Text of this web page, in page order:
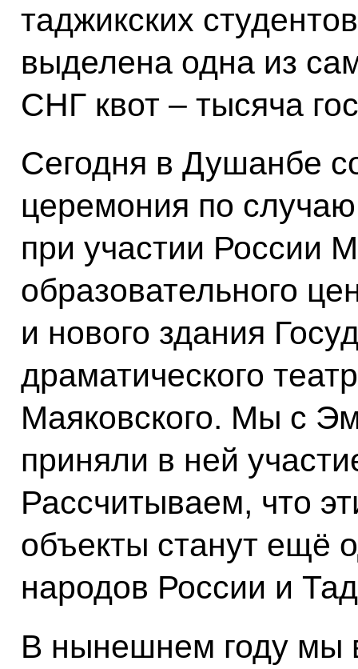
таджикских
выделена одна из
СНГ квот – тысяча
Сегодня в Душанбе
церемония по
при участии России
образовательного
и нового здания
драматического
Маяковского. Мы с
приняли в ней
Рассчитываем, что
объекты станут ещё
народов России и
В нынешнем году мы